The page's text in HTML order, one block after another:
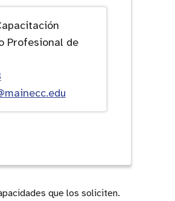
Profesional de
que los soliciten.